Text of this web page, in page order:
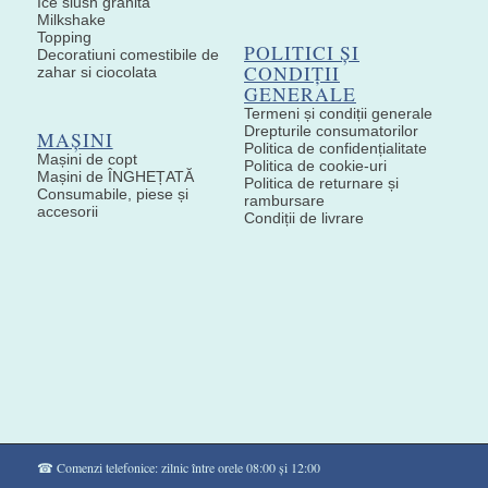
Milkshake
Topping
Decoratiuni comestibile de
zahar si ciocolata
MAȘINI
Mașini de copt
Mașini de ÎNGHEȚATĂ
Consumabile, piese și
accesorii
POLITICI ȘI
CONDIȚII
GENERALE
Termeni și condiții generale
Drepturile consumatorilor
Politica de confidențialitate
Politica de cookie-uri
Politica de returnare și
rambursare
Condiții de livrare
☎ Comenzi telefonice: zilnic între orele 08:00 și 12:00